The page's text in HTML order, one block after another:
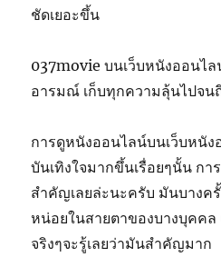
ชัดเยอะขึ้น
037movie บนเว็บหนังออนไ
อารมณ์ เก็บทุกความลุ้นไปจน
การดูหนังออนไลน์บนเว็บหนัง
บันเทิงใจมากขึ้นเรื่อยๆนั้น กา
สำคัญเลยล่ะนะครับ มันบางครั้
หน่อยในสายตาของบางบุคค
จริงๆจะรู้เลยว่ามันสำคัญมาก